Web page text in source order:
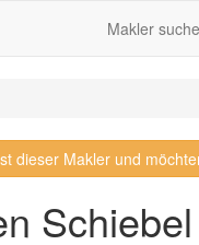
Makler
dieser Makler und
Schiebel